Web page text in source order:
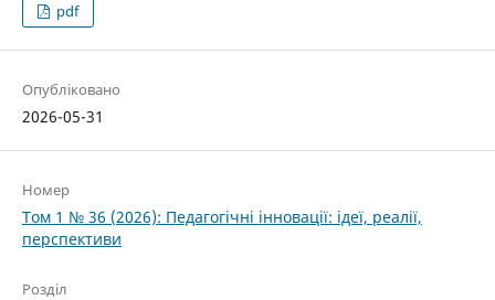
pdf
Опубліковано
2026-05-31
Номер
Том 1 № 36 (2026): Педагогічні інновації: ідеї, реалії,
перспективи
Розділ